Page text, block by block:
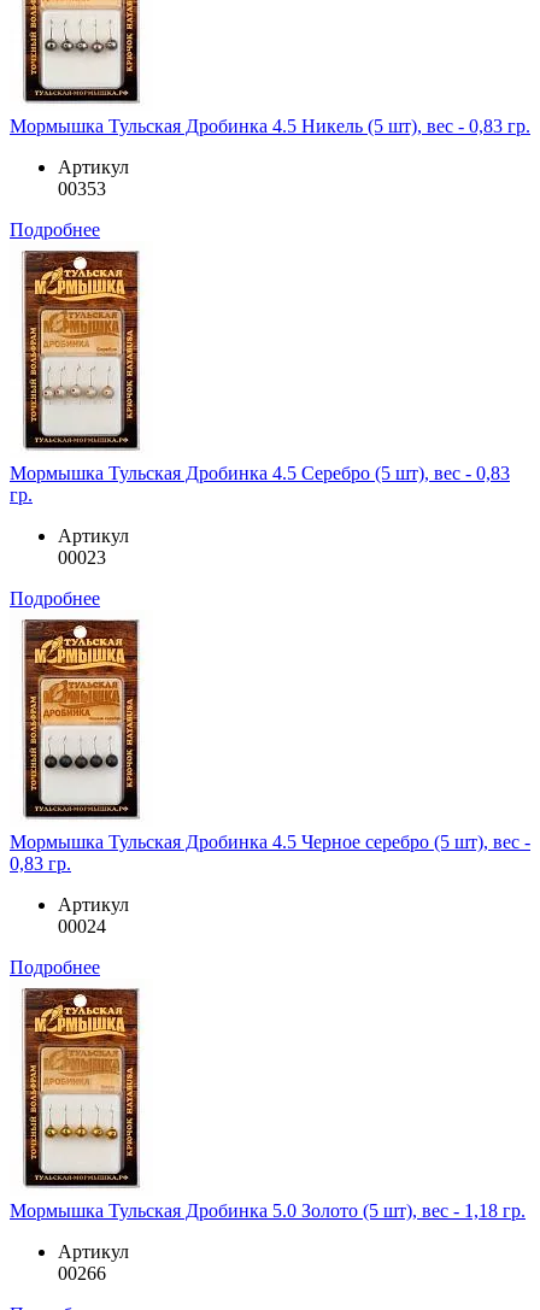
Мормышка Тульская Дробинка 4.5 Никель (5 шт), вес - 0,83 гр.
Артикул
00353
Подробнее
Мормышка Тульская Дробинка 4.5 Серебро (5 шт), вес - 0,83
гр.
Артикул
00023
Подробнее
Мормышка Тульская Дробинка 4.5 Черное серебро (5 шт), вес -
0,83 гр.
Артикул
00024
Подробнее
Мормышка Тульская Дробинка 5.0 Золото (5 шт), вес - 1,18 гр.
Артикул
00266